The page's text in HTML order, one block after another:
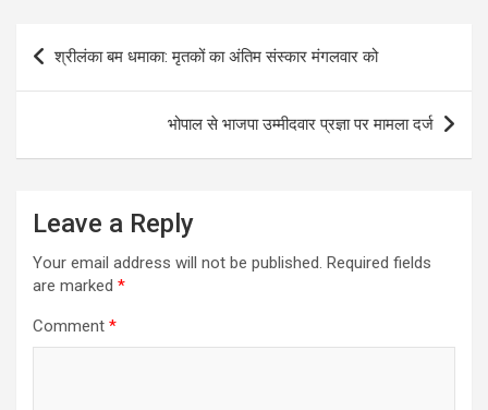
Post
navigation
श्रीलंका बम धमाका: मृतकों का अंतिम संस्कार मंगलवार को
भोपाल से भाजपा उम्मीदवार प्रज्ञा पर मामला दर्ज
Leave a Reply
Your email address will not be published. Required fields
are marked *
Comment *